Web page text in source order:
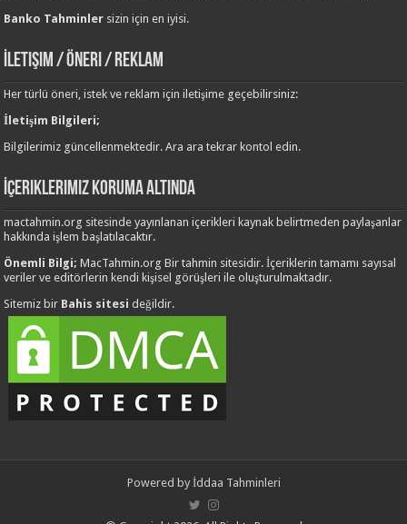
Banko Tahminler sizin için en iyisi.
İletişim / Öneri / Reklam
Her türlü öneri, istek ve reklam için iletişime geçebilirsiniz:
İletişim Bilgileri;
Bilgilerimiz güncellenmektedir. Ara ara tekrar kontol edin.
İçeriklerimiz Koruma Altında
mactahmin.org sitesinde yayınlanan içerikleri kaynak belirtmeden paylaşanlar
hakkında işlem başlatılacaktır.
Önemli Bilgi;MacTahmin.org Bir tahmin sitesidir. İçeriklerin tamamı sayısal
veriler ve editörlerin kendi kişisel görüşleri ile oluşturulmaktadır.
Sitemiz bir Bahis sitesi değildir.
Powered by İddaa Tahminleri